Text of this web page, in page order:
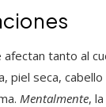
tanto al
seca,
Mentalmente,